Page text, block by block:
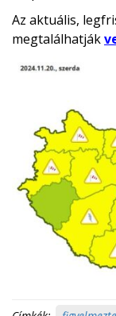
Az aktuális,
megtalálhatják